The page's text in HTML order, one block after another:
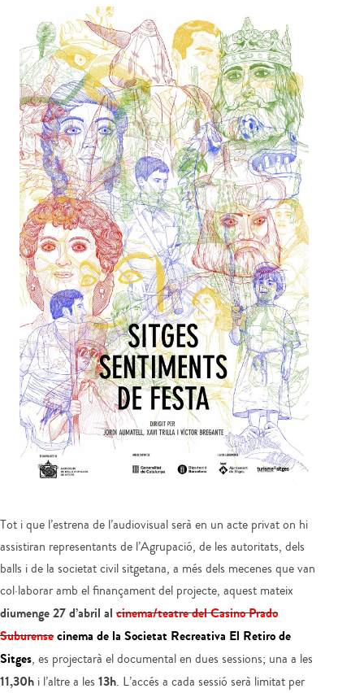
Tot i que l’estrena de l’audiovisual serà en un acte privat on hi
assistiran representants de l’Agrupació, de les autoritats, dels
balls i de la societat civil sitgetana, a més dels mecenes que van
col·laborar amb el finançament del projecte, aquest mateix
diumenge 27 d’abril al cinema/teatre del Casino Prado
Suburensecinema de la Societat Recreativa El Retiro de
Sitges, es projectarà el documental en dues sessions; una a les
11,30h i l’altre a les 13h. L’accés a cada sessió serà limitat per